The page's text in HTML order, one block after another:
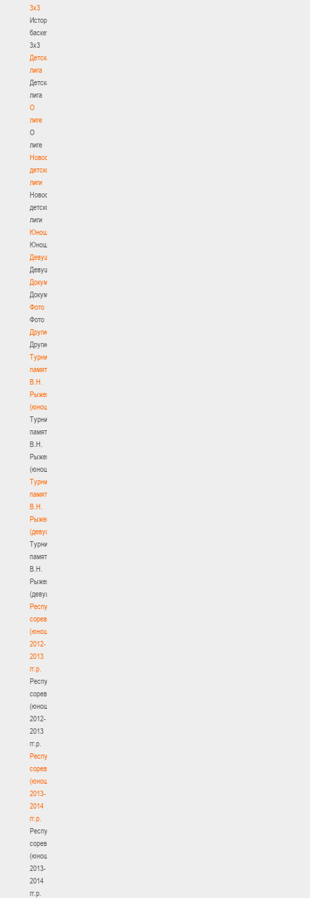
3х3
История
баскетбола
3х3
Детская
лига
Детская
лига
О
лиге
О
лиге
Новости
детской
лиги
Новости
детской
лиги
Юноши
Юноши
Девушки
Девушки
Документы
Документы
Фото
Фото
Другие
Другие
Турнир
памяти
В.Н.
Рыженкова
(юноши)
Турнир
памяти
В.Н.
Рыженкова
(юноши)
Турнир
памяти
В.Н.
Рыженкова
(девушки)
Турнир
памяти
В.Н.
Рыженкова
(девушки)
Республиканские
соревнования
(юноши)
2012-
2013
гг.р.
Республиканские
соревнования
(юноши)
2012-
2013
гг.р.
Республиканские
соревнования
(юноши)
2013-
2014
гг.р.
Республиканские
соревнования
(юноши)
2013-
2014
гг.р.